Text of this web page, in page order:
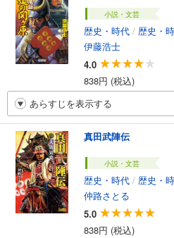
小説・文芸
歴史・時代 / 歴史・
伊藤浩士
4.0
838円 (税込)
あらすじを表示する
真田武陣伝
小説・文芸
歴史・時代 / 歴史・
仲路さとる
5.0
838円 (税込)